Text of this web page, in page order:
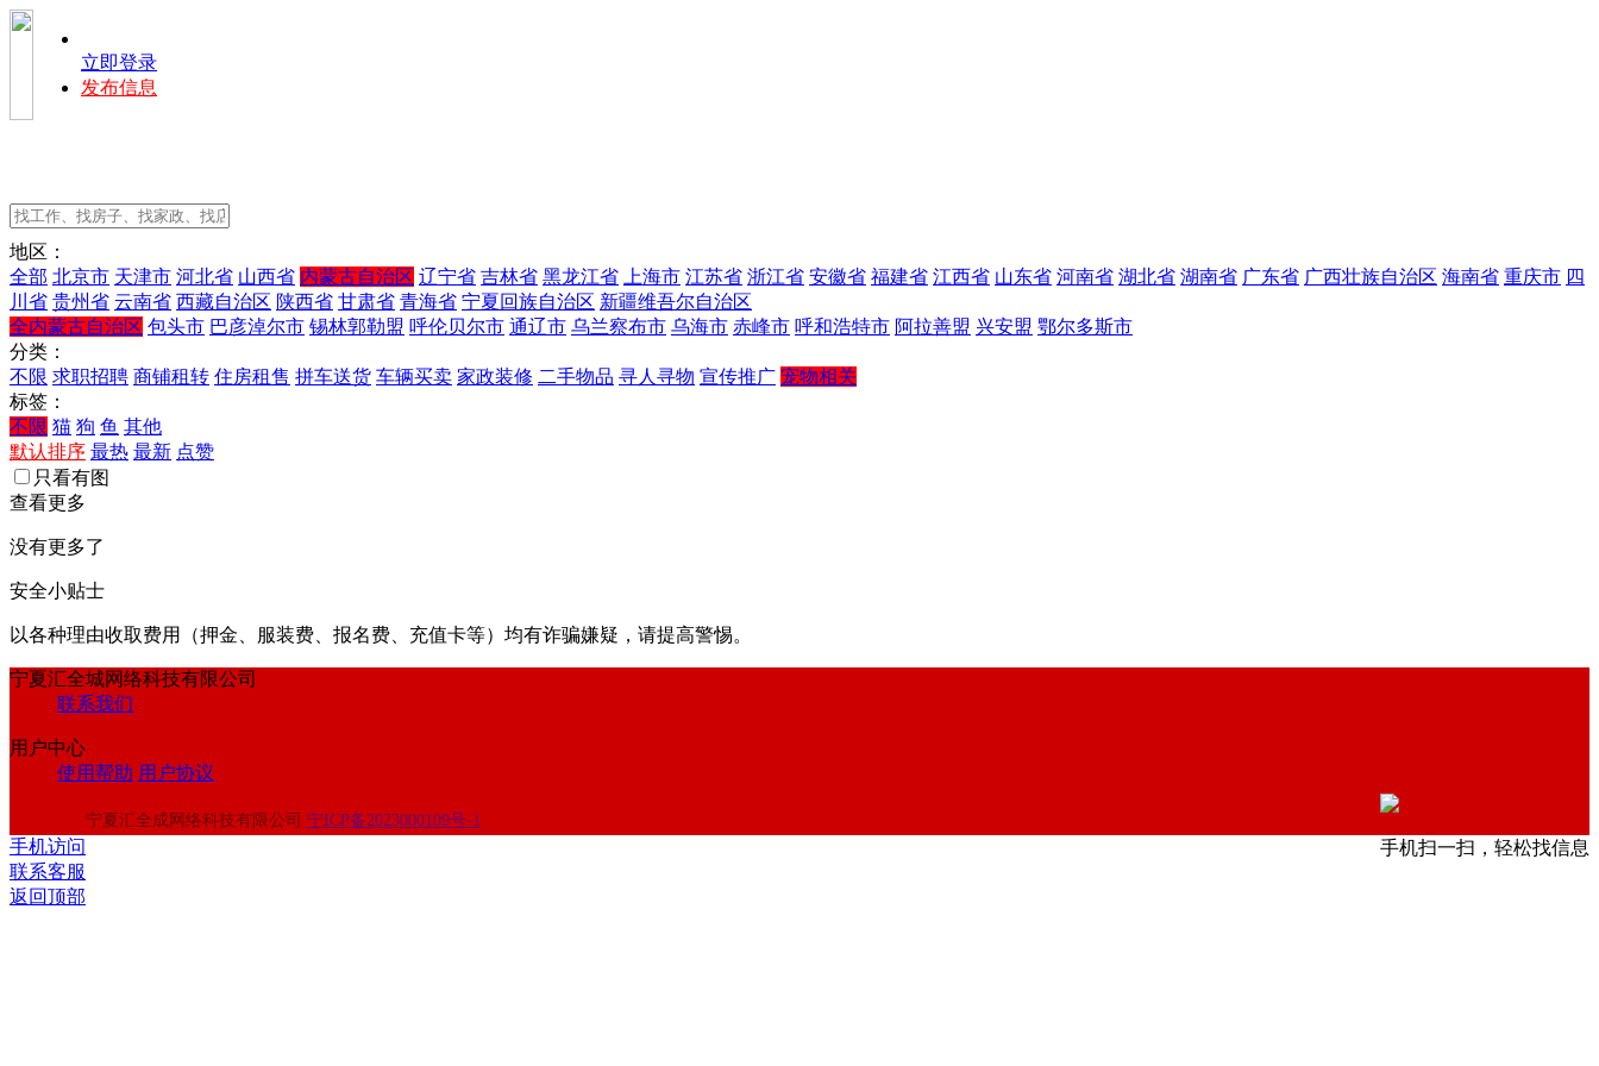
立即登录
发布信息
地区：
全部 北京市 天津市 河北省 山西省 内蒙古自治区 辽宁省 吉林省 黑龙江省 上海市 江苏省 浙江省 安徽省 福建省 江西省 山东省 河南省 湖北省 湖南省 广东省 广西壮族自治区 海南省 重庆市 四
川省 贵州省 云南省 西藏自治区 陕西省 甘肃省 青海省 宁夏回族自治区 新疆维吾尔自治区
全内蒙古自治区 包头市 巴彦淖尔市 锡林郭勒盟 呼伦贝尔市 通辽市 乌兰察布市 乌海市 赤峰市 呼和浩特市 阿拉善盟 兴安盟 鄂尔多斯市
分类：
不限 求职招聘 商铺租转 住房租售 拼车送货 车辆买卖 家政装修 二手物品 寻人寻物 宣传推广 宠物相关
标签：
不限 猫 狗 鱼 其他
默认排序 最热 最新 点赞
只看有图
查看更多
没有更多了
安全小贴士
以各种理由收取费⽤（押⾦、服装费、报名费、充值卡等）均有诈骗嫌疑，请提⾼警惕。
宁夏汇全城网络科技有限公司
联系我们
用户中心
使用帮助 用户协议
手机扫一扫，轻松找信息
宁夏汇全成网络科技有限公司 宁ICP备2023000109号-1
手机访问
联系客服
返回顶部